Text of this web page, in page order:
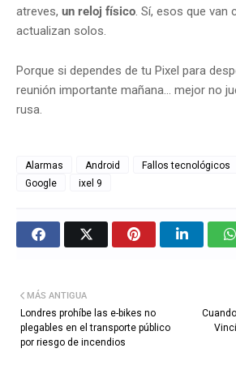
atreves, un reloj físico. Sí, esos que van
actualizan solos.
Porque si dependes de tu Pixel para
reunión importante mañana… mejor no
rusa.
Alarmas Android Fallos tecnológicos
Google
ixel 9
MÁS ANTIGUA
Londres prohíbe las e-bikes no
plegables en el transporte público
por riesgo de incendios